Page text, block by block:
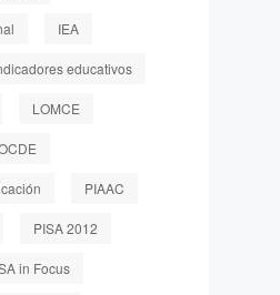
IEA
educativos
LOMCE
PIAAC
PISA 2012
in Focus